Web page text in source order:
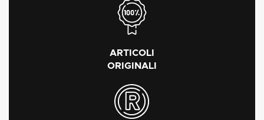
ARTICOLI
ORIGINALI